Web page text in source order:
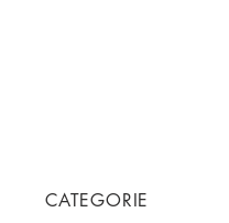
CATEGORIE